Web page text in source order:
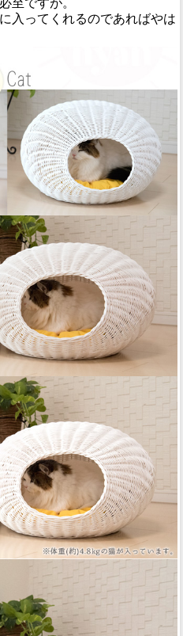
至ですが。
入ってくれるのであればやは